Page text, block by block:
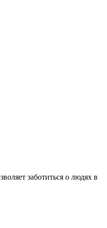
заботиться о людях в